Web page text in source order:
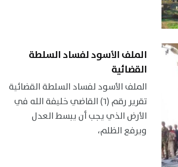
الملف الأسود لفساد السلطة
القضائية
الملف الأسود لفساد السلطة القضائية
تقرير رقم (٦) القاضي خليفة الله في
الأرض الذي يجب أن يبسط العدل
ويرفع الظلم،